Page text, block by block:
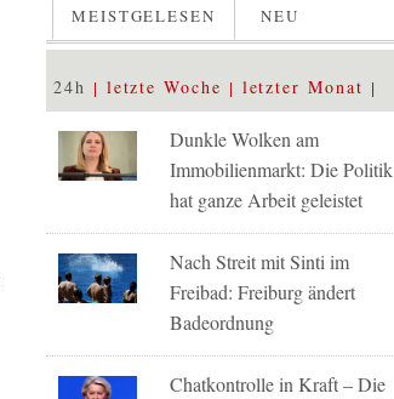
MEISTGELESEN NEU
24h letzte Woche letzter Monat
Dunkle Wolken am
Immobilienmarkt: Die Politik
hat ganze Arbeit geleistet
Nach Streit mit Sinti im
Freibad: Freiburg ändert
Badeordnung
Chatkontrolle in Kraft – Die